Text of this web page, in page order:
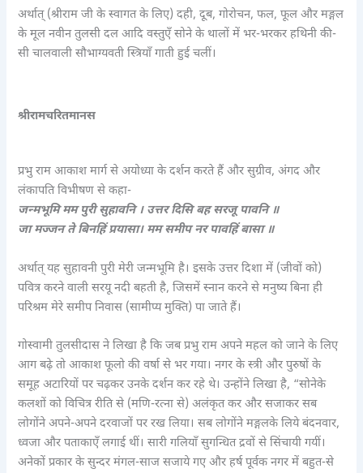
अर्थात् (श्रीराम जी के स्वागत के लिए) दही, दूब, गोरोचन, फल, फूल और मङ्गल
के मूल नवीन तुलसी दल आदि वस्तुएँ सोने के थालों में भर-भरकर हथिनी की-
सी चालवाली सौभाग्यवती स्त्रियाँ गाती हुई चलीं।
श्रीरामचरितमानस
प्रभु राम आकाश मार्ग से अयोध्या के दर्शन करते हैं और सुग्रीव, अंगद और
लंकापति विभीषण से कहा-
जन्मभूमि मम पुरी सुहावनि । उत्तर दिसि बह सरजू पावनि ॥
जा मज्जन ते बिनहिं प्रयासा। मम समीप नर पावहिं बासा ॥
अर्थात् यह सुहावनी पुरी मेरी जन्मभूमि है। इसके उत्तर दिशा में (जीवों को)
पवित्र करने वाली सरयू नदी बहती है, जिसमें स्नान करने से मनुष्य बिना ही
परिश्रम मेरे समीप निवास (सामीप्य मुक्ति) पा जाते हैं।
गोस्वामी तुलसीदास ने लिखा है कि जब प्रभु राम अपने महल को जाने के लिए
आग बढ़े तो आकाश फूलो की वर्षा से भर गया। नगर के स्त्री और पुरुषों के
समूह अटारियों पर चढ़कर उनके दर्शन कर रहे थे। उन्होंने लिखा है, “सोनेके
कलशों को विचित्र रीति से (मणि-रत्ना से) अलंकृत कर और सजाकर सब
लोगोंने अपने-अपने दरवाजों पर रख लिया। सब लोगोंने मङ्गलके लिये बंदनवार,
ध्वजा और पताकाएँ लगाई थीं। सारी गलियाँ सुगन्धित द्रवों से सिंचायी गयीं।
अनेकों प्रकार के सुन्दर मंगल-साज सजाये गए और हर्ष पूर्वक नगर में बहुत-से